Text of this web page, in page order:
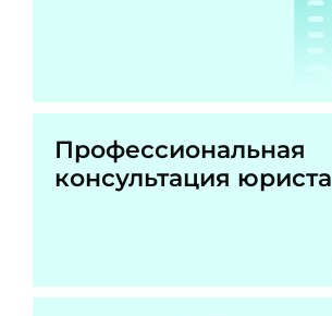
Профессиональная
консультация юриста